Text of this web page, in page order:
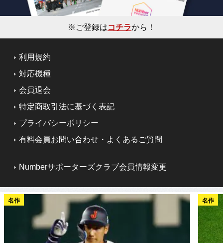
※ご登録はコチラから！
利用規約
対応機種
会員退会
特定商取引法に基づく表記
プライバシーポリシー
有料会員お問い合わせ・よくあるご質問
Numberサポーターズクラブ会員情報変更
名作 名作